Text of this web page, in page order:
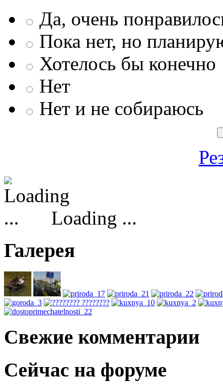
Да, очень
Пока нет, но
Хотелось бы конечно
Нет
Нет и не собираюсь
Loading ...
Галерея
Свежие комментарии
Сейчас на форуме